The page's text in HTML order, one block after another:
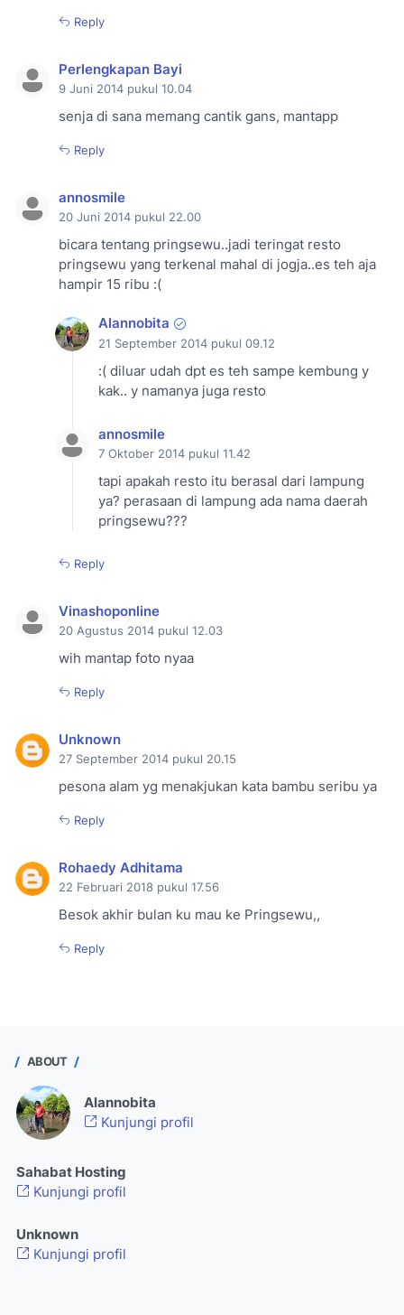
Reply
Perlengkapan Bayi
9 Juni 2014 pukul 10.04
senja di sana memang cantik gans, mantapp
Reply
annosmile
20 Juni 2014 pukul 22.00
bicara tentang pringsewu..jadi teringat resto
pringsewu yang terkenal mahal di jogja..es teh aja
hampir 15 ribu :(
Alannobita
21 September 2014 pukul 09.12
:( diluar udah dpt es teh sampe kembung y
kak.. y namanya juga resto
annosmile
7 Oktober 2014 pukul 11.42
tapi apakah resto itu berasal dari lampung
ya? perasaan di lampung ada nama daerah
pringsewu???
Reply
Vinashoponline
20 Agustus 2014 pukul 12.03
wih mantap foto nyaa
Reply
Unknown
27 September 2014 pukul 20.15
pesona alam yg menakjukan kata bambu seribu ya
Reply
Rohaedy Adhitama
22 Februari 2018 pukul 17.56
Besok akhir bulan ku mau ke Pringsewu,,
Reply
ABOUT
Alannobita
Kunjungi profil
Sahabat Hosting
Kunjungi profil
Unknown
Kunjungi profil